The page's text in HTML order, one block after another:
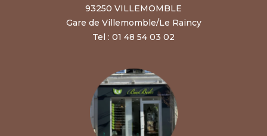
93250 VILLEMOMBLE
Gare de Villemomble/Le Raincy
Tel : 01 48 54 03 02